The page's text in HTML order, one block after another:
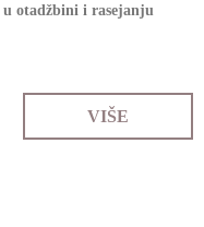
оtаdžbini i rаsејаnju
VIŠE